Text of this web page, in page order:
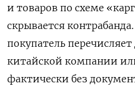
и товаров по схеме
скрывается
покупатель перечисляет
китайской компании
фактически без